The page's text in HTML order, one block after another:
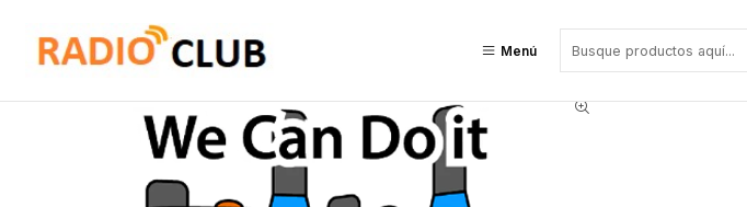
Menú
Software o Licencia